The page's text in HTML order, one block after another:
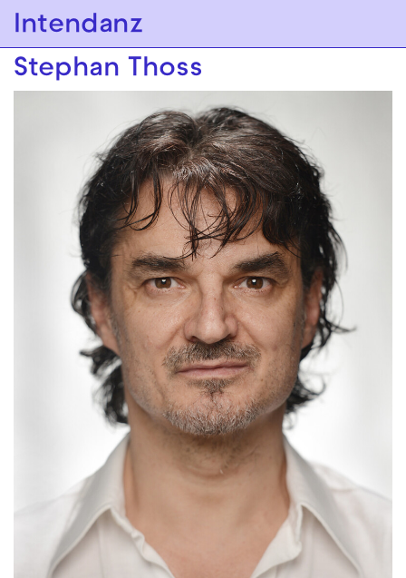
Zur Hauptnavigation springen
Zum Hauptinhalt springen
Intendanz
Stephan Thoss